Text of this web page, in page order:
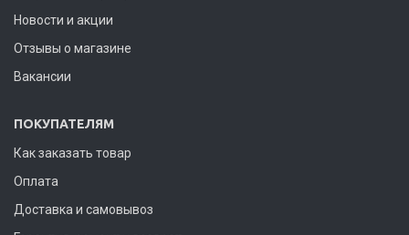
Новости и акции
Отзывы о магазине
Вакансии
ПОКУПАТЕЛЯМ
Как заказать товар
Оплата
Доставка и самовывоз